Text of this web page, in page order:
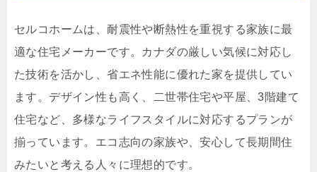
セルコホームは、耐震性や断熱性を重視する家族に最
適な住宅メーカーです。カナダの厳しい気候に対応し
た技術を活かし、省エネ性能に優れた家を提供してい
ます。デザイン性も高く、二世帯住宅や平屋、3階建て
住宅など、多様なライフスタイルに対応するプランが
揃っています。エコ志向の家族や、安心して長期間住
みたいと考える人々に理想的です。